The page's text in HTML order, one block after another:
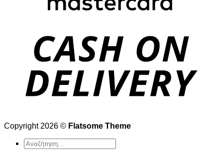
Copyright 2026 © Flatsome Theme
Αναζήτηση